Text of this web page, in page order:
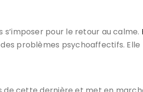
pour le retour au calme.
problèmes psychoaffectifs.